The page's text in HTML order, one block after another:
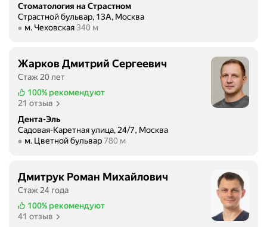
Стоматология на Страстном
Страстной бульвар, 13А, Москва
Метро м. Чеховская Расстояние 340 м
м. Чеховская 340 м
Жарков Дмитрий Сергеевич
Стаж 20 лет
100% рекомендуют
21 отзыв
Дента-Эль
Садовая-Каретная улица, 24/7, Москва
Метро м. Цветной бульвар Расстояние 780 м
м. Цветной бульвар 780 м
Дмитрук Роман Михайлович
Стаж 24 года
100% рекомендуют
41 отзыв